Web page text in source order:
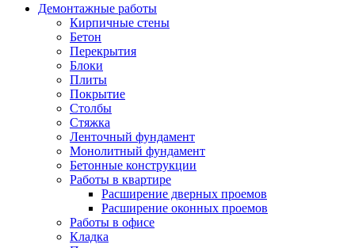
Демонтажные работы
Кирпичные стены
Бетон
Перекрытия
Блоки
Плиты
Покрытие
Столбы
Стяжка
Ленточный фундамент
Монолитный фундамент
Бетонные конструкции
Работы в квартире
Расширение дверных проемов
Расширение оконных проемов
Работы в офисе
Кладка